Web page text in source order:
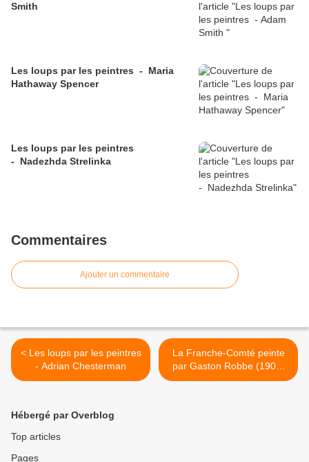
Smith
Les loups par les peintres - Maria
Hathaway Spencer
Les loups par les peintres
- Nadezhda Strelinka
Commentaires
Ajouter un commentaire
< Les loups par les peintres
- Adrian Chesterman
La Franche-Comté peinte
par Gaston Robbe (1900-
1954) >
Hébergé par Overblog
Top articles
Pages